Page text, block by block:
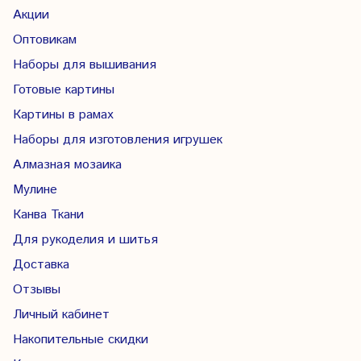
Акции
Оптовикам
Наборы для вышивания
Готовые картины
Картины в рамах
Наборы для изготовления игрушек
Алмазная мозаика
Мулине
Канва Ткани
Для рукоделия и шитья
Доставка
Отзывы
Личный кабинет
Накопительные скидки